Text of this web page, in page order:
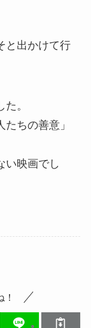
と出かけて行
。
ちの善意」
い映画でし